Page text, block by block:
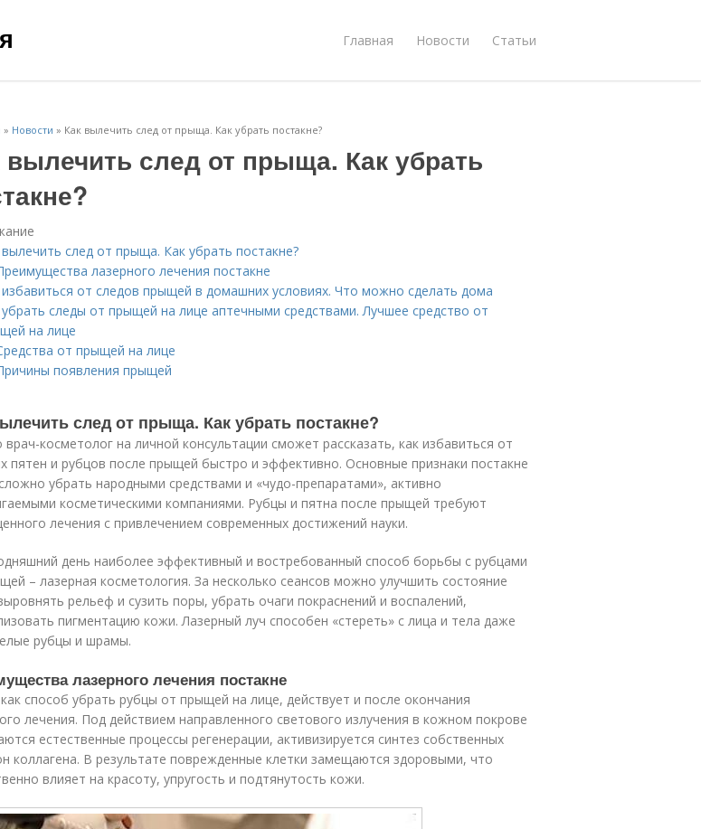
Главная Новости Статьи
» Новости » Как вылечить след от прыща. Как убрать постакне?
вылечить след от прыща. Как убрать
след от прыща. Как убрать постакне?
лазерного лечения постакне
избавиться от следов прыщей в домашних условиях. Что можно сделать дома
убрать следы от прыщей на лице аптечными средствами. Лучшее средство от
на лице
от прыщей на лице
появления прыщей
след от прыща. Как убрать постакне?
врач-косметолог на личной консультации сможет рассказать, как избавиться от
пятен и рубцов после прыщей быстро и эффективно. Основные признаки постакне
убрать народными средствами и «чудо-препаратами», активно
косметическими компаниями. Рубцы и пятна после прыщей требуют
лечения с привлечением современных достижений науки.
день наиболее эффективный и востребованный способ борьбы с рубцами
– лазерная косметология. За несколько сеансов можно улучшить состояние
рельеф и сузить поры, убрать очаги покраснений и воспалений,
пигментацию кожи. Лазерный луч способен «стереть» с лица и тела даже
рубцы и шрамы.
лазерного лечения постакне
способ убрать рубцы от прыщей на лице, действует и после окончания
лечения. Под действием направленного светового излучения в кожном покрове
естественные процессы регенерации, активизируется синтез собственных
коллагена. В результате поврежденные клетки замещаются здоровыми, что
влияет на красоту, упругость и подтянутость кожи.